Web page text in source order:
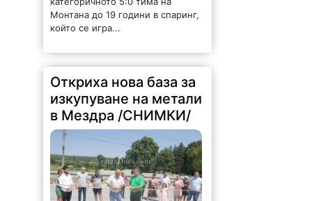
Монтана до 19 години в спаринг,
който се игра...
Откриха нова база за
изкупуване на метали
в Мездра /СНИМКИ/